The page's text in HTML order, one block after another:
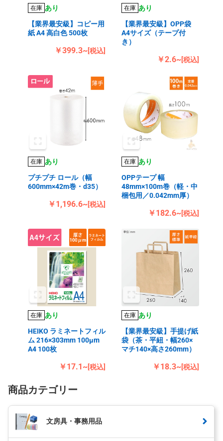
在庫 あり
【業界最安級】コピー用
紙 A4 高白色 500枚
￥399.3~[税込]
在庫 あり
【業界最安級】OPP袋
A4サイズ（テープ付
き）
￥2.6~[税込]
在庫 あり
プチプチ ロール（幅
600mm×42m巻・d35）
￥1,196.6~[税込]
在庫 あり
OPPテープ 幅
48mm×100m巻（軽・中
梱包用／0.042mm厚）
￥182.6~[税込]
在庫 あり
HEIKO ラミネートフィル
ム 216×303mm 100μm
A4 100枚
￥17.1~[税込]
在庫 あり
【業界最安級】手提げ紙
袋（茶・平紐・幅260×
マチ140×高さ260mm）
￥18.3~[税込]
商品カテゴリー
文房具・事務用品